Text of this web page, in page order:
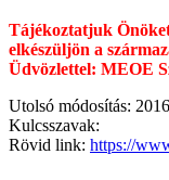
Tájékoztatjuk
elkészüljön a
Üdvözlettel: MEOE
Utolsó módosítás:
Kulcsszavak:
Rövid link: https://